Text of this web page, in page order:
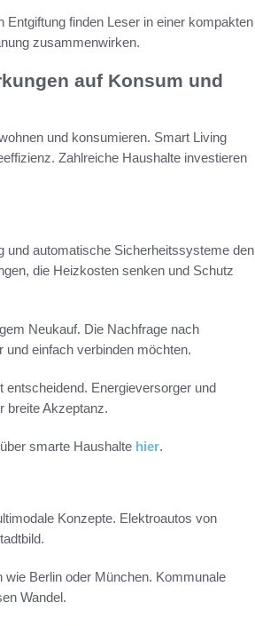
finden Leser in einer kompakten
zusammenwirken.
auf Konsum und
und konsumieren. Smart Living
Zahlreiche Haushalte investieren
und automatische Sicherheitssysteme den
die Heizkosten senken und Schutz
Neukauf. Die Nachfrage nach
einfach verbinden möchten.
entscheidend. Energieversorger und
breite Akzeptanz.
smarte Haushalte hier.
Konzepte. Elektroautos von
Berlin oder München. Kommunale
Wandel.